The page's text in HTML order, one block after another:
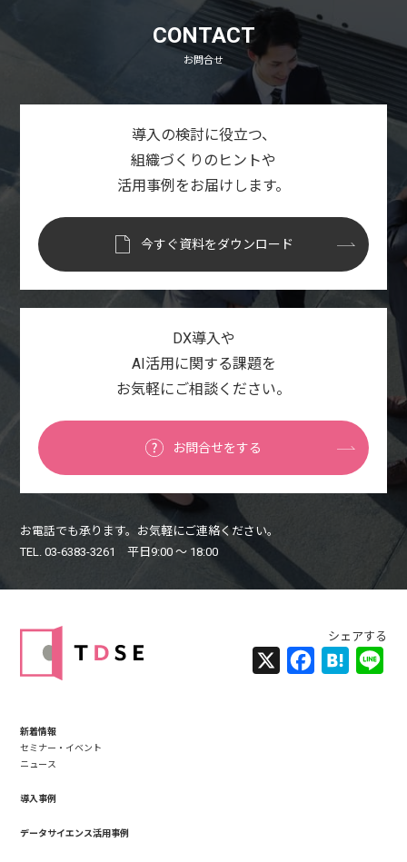
CONTACT
お問合せ
導入の検討に役立つ、
組織づくりのヒントや
活用事例をお届けします。
今すぐ資料をダウンロード
DX導入や
AI活用に関する課題を
お気軽にご相談ください。
お問合せをする
お電話でも承ります。お気軽にご連絡ください。
TEL. 03-6383-3261 平日9:00 〜 18:00
Facebook
Hatena
新着情報
セミナー・イベント
ニュース
導入事例
データサイエンス活用事例